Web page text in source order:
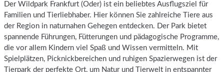
Der Wildpark Frankfurt (Oder) ist ein beliebtes Ausflugsziel für
Familien und Tierliebhaber. Hier können Sie zahlreiche Tiere aus
der Region in naturnahen Gehegen entdecken. Der Park bietet
spannende Führungen, Fütterungen und pädagogische Programme,
die vor allem Kindern viel Spaß und Wissen vermitteln. Mit
Spielplätzen, Picknickbereichen und ruhigen Spazierwegen ist der
Tierpark der perfekte Ort, um Natur und Tierwelt in entspannter